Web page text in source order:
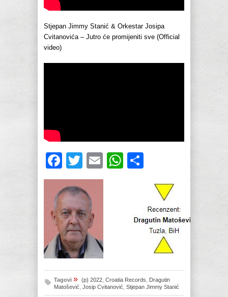
Stjepan Jimmy Stanić & Orkestar Josipa
Cvitanovića – Jutro će promijeniti sve (Official
video)
Facebook
Twitter
EmailWhatsApp
Tagovi » (p) 2022 Croatia Records
Dragutin
Matošević Josip Cvitanović Stjepan Jimmy Stanić